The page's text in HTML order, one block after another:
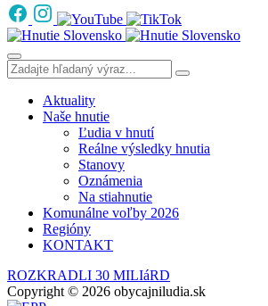
Aktuality
Naše hnutie
Ľudia v hnutí
Reálne výsledky hnutia
Stanovy
Oznámenia
Na stiahnutie
Komunálne voľby 2026
Regióny
KONTAKT
ROZKRADLI 30 MILIáRD
Copyright © 2026 obycajniludia.sk